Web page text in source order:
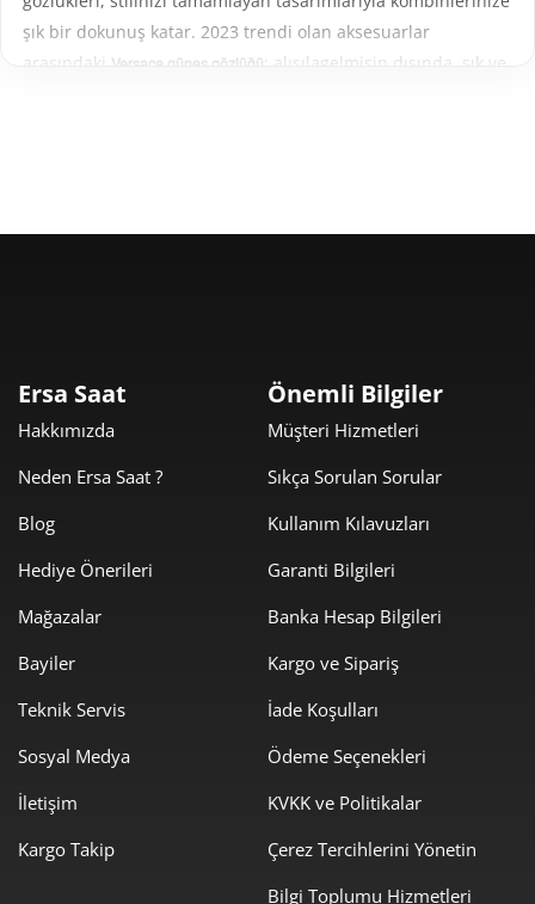
şık bir dokunuş katar. 2023 trendi olan aksesuarlar
arasındaki Versace güneş gözlüğü ; alışılagelmişin dışında, şık ve
dayanıklılığı sayesinde yıllar boyu kullanabileceğiniz ürün
modeli bünyesinde bulunduran Versace güneş gözlüğü
erkek ve kadın ürünleriyle de sizlerin beğenisini kazanır.
gözlüklerini Ersa Saat güvencesiyle gönül rahatlığıyla
alabilirsiniz. Versace gözlük orjinallik sorgulama sisteminden
uzun yıllar boyunca güvenle kullanabilirsiniz.
Versace Gözlüklerin Genel Tasarım
Estetiği
markanın bilindiği üzere şık, lüks ve ikonik imzalarıyla
özdeşleşir. Ünlü marka
, Versace gözlük çerçevesianlamında da
tasarlar. Versace gözlüklerinde her bir detay zarif bir şekilde
kullanılır ve markanın özgünlüğüyle birleşerek benliğinizi
Ersa Saat
Hakkımızda
Neden Ersa Saat ?
Blog
Hediye Önerileri
Mağazalar
Bayiler
Teknik Servis
Sosyal Medya
İletişim
Kargo Takip
Önemli Bilgiler
Müşteri Hizmetleri
Sıkça Sorulan Sorular
Kullanım Kılavuzları
Garanti Bilgileri
Banka Hesap Bilgileri
Kargo ve Sipariş
İade Koşulları
Ödeme Seçenekleri
KVKK ve Politikalar
Çerez Tercihlerini Yönetin
Bilgi Toplumu Hizmetleri